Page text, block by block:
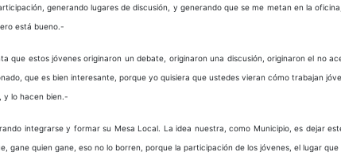
generando lugares de discusión, y generando que se me metan en la
está bueno.-
estos jóvenes originaron un debate, originaron una discusión, originaron el no
que es bien interesante, porque yo quisiera que ustedes vieran cómo trabajan
y lo hacen bien.-
integrarse y formar su Mesa Local. La idea nuestra, como Municipio, es dejar
quien gane, eso no lo borren, porque la participación de los jóvenes, el lugar